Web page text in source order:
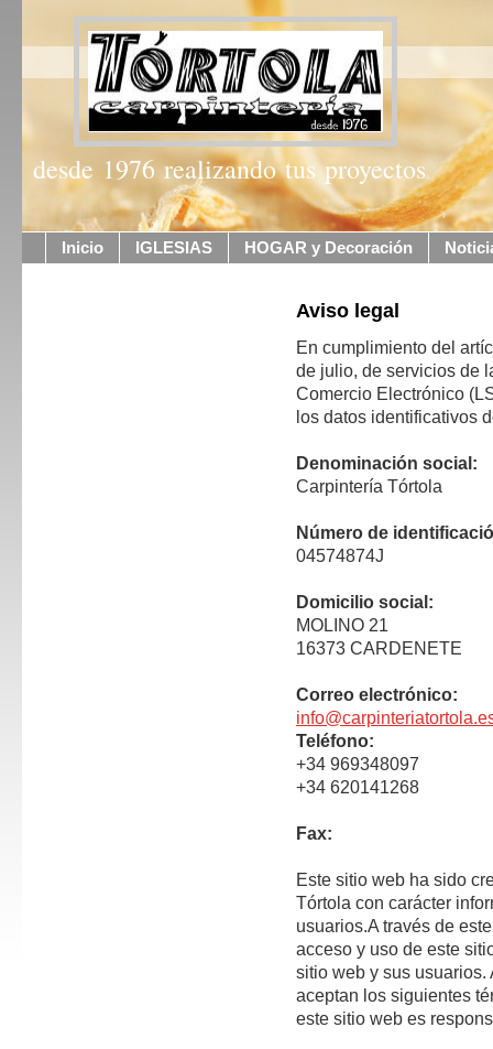
desde 1976 realizando tus proyectos
Inicio IGLESIAS HOGAR y Decoración
Aviso legal
En cumplimiento del
de julio, de servicios de
Comercio Electrónico
los datos identificativos
Denominación social:
Carpintería Tórtola
Número de
04574874J
Domicilio social:
MOLINO 21
16373 CARDENETE
Correo electrónico:
Teléfono:
+34 969348097
+34 620141268
Fax:
Este sitio web ha sido
Tórtola con carácter
usuarios.A través de
acceso y uso de este
sitio web y sus
aceptan los siguientes
este sitio web es